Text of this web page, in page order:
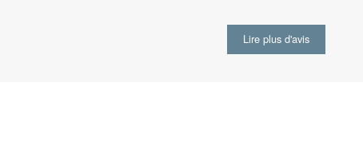
Lire plus d'avis